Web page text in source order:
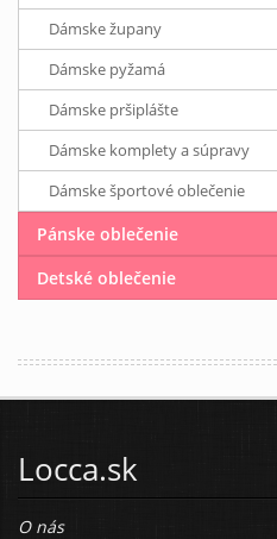
Dámske župany
Dámske pyžamá
Dámske pršiplášte
Dámske komplety a súpravy
Dámske športové oblečenie
Pánske oblečenie
Detské oblečenie
Locca.sk
O nás